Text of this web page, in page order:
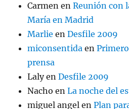
Carmen enReunión con
María en Madrid
Marlie enDesfile 2009
miconsentida en
prensa
LalyenDesfile 2009
Nacho enLa noche del
miguel angel enPlan